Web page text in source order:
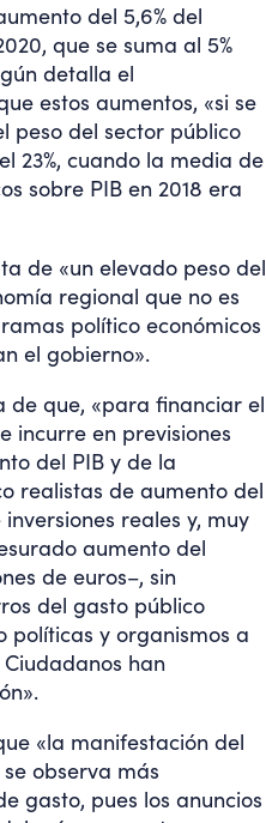
del 5,6% del
que se suma al 5%
detalla el
estos aumentos, «si se
peso del sector público
23%, cuando la media de
sobre PIB en 2018 era
de «un elevado peso del
regional que no es
político económicos
el gobierno».
de que, «para financiar el
incurre en previsiones
del PIB y de la
realistas de aumento del
reales y, muy
aumento del
de euros–, sin
del gasto público
políticas y organismos a
han
«la manifestación del
observa más
gasto, pues los anuncios